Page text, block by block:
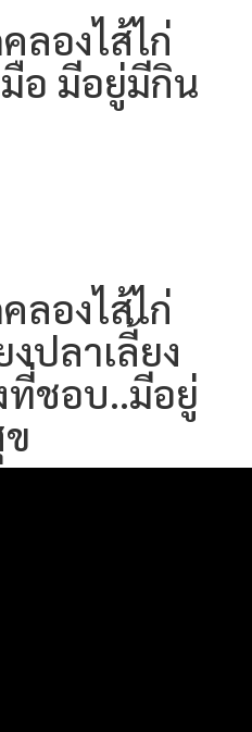
ลองไส้ไก่
อ มีอยู่มีกิน
ลองไส้ไก่
ปลาเลี้ยง
ที่ชอบ..มีอยู่